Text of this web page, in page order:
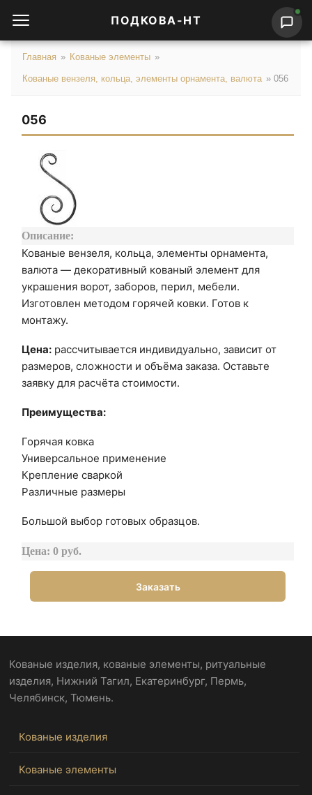
ПОДКОВА-НТ
Главная » Кованые элементы »
Кованые вензеля, кольца, элементы орнамента, валюта » 056
056
Описание:
Кованые вензеля, кольца, элементы орнамента,
валюта — декоративный кованый элемент для
украшения ворот, заборов, перил, мебели.
Изготовлен методом горячей ковки. Готов к
монтажу.
Цена: рассчитывается индивидуально, зависит от
размеров, сложности и объёма заказа. Оставьте
заявку для расчёта стоимости.
Преимущества:
Горячая ковка
Универсальное применение
Крепление сваркой
Различные размеры
Большой выбор готовых образцов.
Цена: 0 руб.
Заказать
Кованые изделия, кованые элементы, ритуальные
изделия, Нижний Тагил, Екатеринбург, Пермь,
Челябинск, Тюмень.
Кованые изделия
Кованые элементы